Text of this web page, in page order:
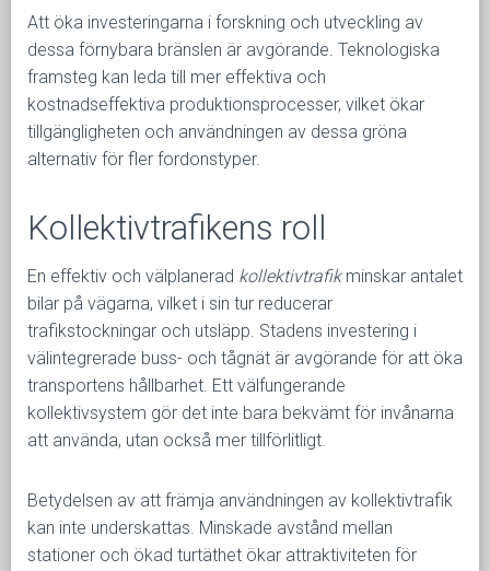
Att öka investeringarna i forskning och utveckling av
dessa förnybara bränslen är avgörande. Teknologiska
framsteg kan leda till mer effektiva och
kostnadseffektiva produktionsprocesser, vilket ökar
tillgängligheten och användningen av dessa gröna
alternativ för fler fordonstyper.
Kollektivtrafikens roll
En effektiv och välplanerad kollektivtrafikminskar antalet
bilar på vägarna, vilket i sin tur reducerar
trafikstockningar och utsläpp. Stadens investering i
välintegrerade buss- och tågnät är avgörande för att öka
transportens hållbarhet. Ett välfungerande
kollektivsystem gör det inte bara bekvämt för invånarna
att använda, utan också mer tillförlitligt.
Betydelsen av att främja användningen av kollektivtrafik
kan inte underskattas. Minskade avstånd mellan
stationer och ökad turtäthet ökar attraktiviteten för